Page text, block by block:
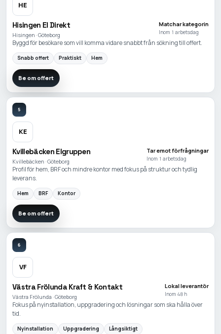
HE
Hisingen El Direkt
Hisingen · Göteborg
Matchar kategorin
Inom 1 arbetsdag
Byggd för besökare som vill komma vidare snabbt från sökning till offert.
Snabb offert Praktiskt Hem
Be om offert
5
KE
Kvillebäcken Elgruppen
Kvillebäcken · Göteborg
Tar emot förfrågningar
Inom 1 arbetsdag
Profil för hem, BRF och mindre kontor med fokus på struktur och tydlig
leverans.
Hem BRF Kontor
Be om offert
6
VF
Västra Frölunda Kraft & Kontakt
Västra Frölunda · Göteborg
Lokal leverantör
Inom 48 h
Fokus på nyinstallation, uppgradering och lösningar som ska hålla över
tid.
Nyinstallation Uppgradering Långsiktigt